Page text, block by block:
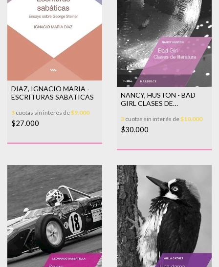
DIAZ, IGNACIO MARIA -
ESCRITURAS SABATICAS
3 cuotas sin interés de$9.000
$27.000
NANCY, HUSTON - BAD
GIRL CLASES DE
3 cuotas sin interés de$10.000
$30.000